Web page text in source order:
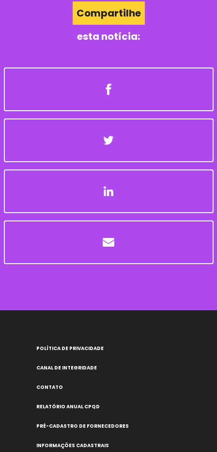
Compartilhe
esta notícia:
POLÍTICA DE PRIVACIDADE
CANAL DE INTEGRIDADE
CONTATO
RELATÓRIO ANUAL CPQD
PRÉ-CADASTRO DE FORNECEDORES
INFORMAÇÕES CADASTRAIS